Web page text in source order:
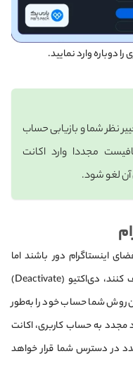
۳۰ روزه برای تغییر نظر شما و بازیابی حساب
مجددا وارد اکانت
آن لغو شود.
اینستاگرام دور باشند اما
نمی‌خواهند اکانت خود را برای همیشه حذف کنند، دی‌اکتیو (Deactivate)
روش شما حساب خود را به‌طور
مجدد به حساب کاربری، اکانت
در دسترس شما قرار خواهد